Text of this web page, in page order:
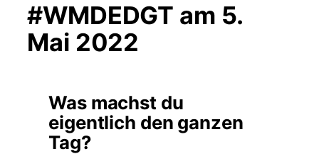
#WMDEDGT am 5.
Mai 2022
Was machst du
eigentlich den ganzen
Tag?